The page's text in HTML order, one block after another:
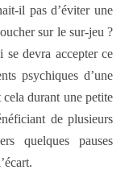
il pas d’éviter une
sur le sur-jeu ?
devra accepter ce
psychiques d’une
durant une petite
de plusieurs
quelques pauses